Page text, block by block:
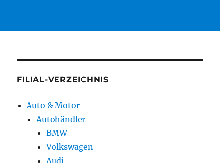
FILIAL-VERZEICHNIS
Auto & Motor
Autohändler
BMW
Volkswagen
Audi